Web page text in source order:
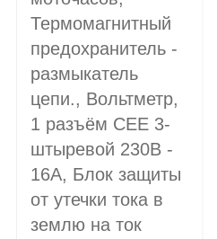
Термомагнитный
предохранитель -
размыкатель
цепи., Вольтметр,
1 разъём CEE 3-
штыревой 230В -
16A, Блок защиты
от утечки тока в
землю на ток